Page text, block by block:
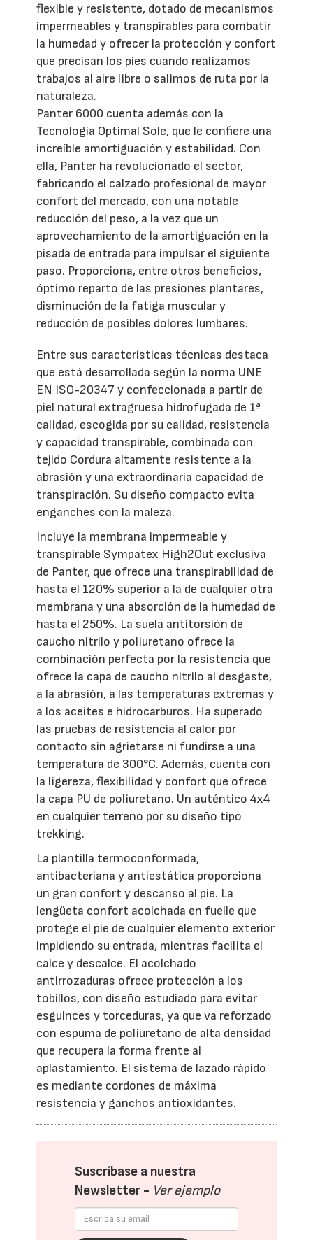
flexible y resistente, dotado de mecanismos
impermeables y transpirables para combatir
la humedad y ofrecer la protección y confort
que precisan los pies cuando realizamos
trabajos al aire libre o salimos de ruta por la
naturaleza.
Panter 6000 cuenta además con la
Tecnología Optimal Sole, que le confiere una
increíble amortiguación y estabilidad. Con
ella, Panter ha revolucionado el sector,
fabricando el calzado profesional de mayor
confort del mercado, con una notable
reducción del peso, a la vez que un
aprovechamiento de la amortiguación en la
pisada de entrada para impulsar el siguiente
paso. Proporciona, entre otros beneficios,
óptimo reparto de las presiones plantares,
disminución de la fatiga muscular y
reducción de posibles dolores lumbares.
Entre sus características técnicas destaca
que está desarrollada según la norma UNE
EN ISO-20347 y confeccionada a partir de
piel natural extragruesa hidrofugada de 1ª
calidad, escogida por su calidad, resistencia
y capacidad transpirable, combinada con
tejido Cordura altamente resistente a la
abrasión y una extraordinaria capacidad de
transpiración. Su diseño compacto evita
enganches con la maleza.
Incluye la membrana impermeable y
transpirable Sympatex High2Out exclusiva
de Panter, que ofrece una transpirabilidad de
hasta el 120% superior a la de cualquier otra
membrana y una absorción de la humedad de
hasta el 250%. La suela antitorsión de
caucho nitrilo y poliuretano ofrece la
combinación perfecta por la resistencia que
ofrece la capa de caucho nitrilo al desgaste,
a la abrasión, a las temperaturas extremas y
a los aceites e hidrocarburos. Ha superado
las pruebas de resistencia al calor por
contacto sin agrietarse ni fundirse a una
temperatura de 300°C. Además, cuenta con
la ligereza, flexibilidad y confort que ofrece
la capa PU de poliuretano. Un auténtico 4x4
en cualquier terreno por su diseño tipo
trekking.
La plantilla termoconformada,
antibacteriana y antiestática proporciona
un gran confort y descanso al pie. La
lengüeta confort acolchada en fuelle que
protege el pie de cualquier elemento exterior
impidiendo su entrada, mientras facilita el
calce y descalce. El acolchado
antirrozaduras ofrece protección a los
tobillos, con diseño estudiado para evitar
esguinces y torceduras, ya que va reforzado
con espuma de poliuretano de alta densidad
que recupera la forma frente al
aplastamiento. El sistema de lazado rápido
es mediante cordones de máxima
resistencia y ganchos antioxidantes.
Suscríbase a nuestra
Newsletter - Ver ejemplo